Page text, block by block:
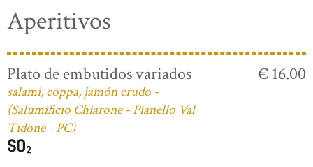
Aperitivos
Plato de embutidos variados
salami, coppa, jamón crudo -
(Salumificio Chiarone - Pianello Val
Tidone - PC)
€ 16.00